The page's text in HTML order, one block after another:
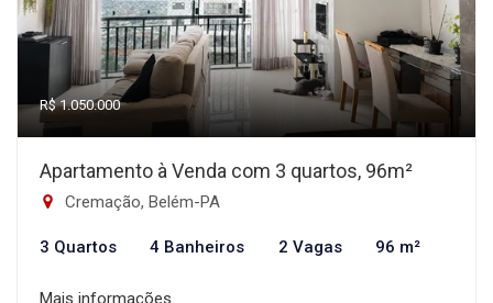
R$ 1.050.000
Apartamento à Venda com 3 quartos, 96m²
Cremação, Belém-PA
3 Quartos 4 Banheiros 2 Vagas 96 m²
Mais informações